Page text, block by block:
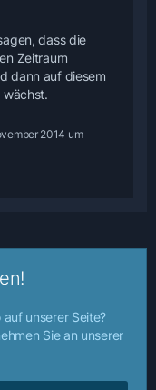
dass die
Zeitraum
dann auf diesem
wächst.
2014 um
unserer Seite?
Sie an unserer